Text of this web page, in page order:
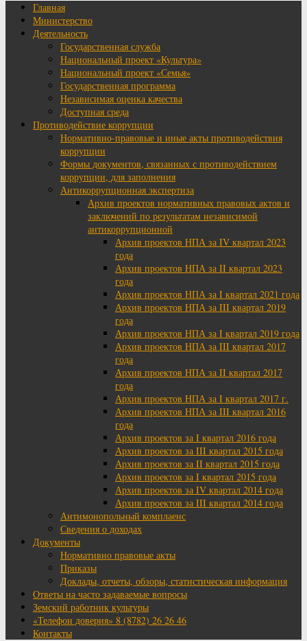
Главная
Министерство
Деятельность
Государственная служба
Национальный проект «Культура»
Национальный проект «Семья»
Государственная программа
Независимая оценка качества
Доступная среда
Противодействие коррупции
Нормативно-правовые и иные акты противодействия
коррупции
Формы документов, связанных с противодействием
коррупции, для заполнения
Антикоррупционная экспертиза
Архив проектов нормативных правовых актов и
заключений по результатам независимой
антикоррупционной
Архив проектов НПА за IV квартал 2023
года
Архив проектов НПА за II квартал 2023
года
Архив проектов НПА за I квартал 2021 года
Архив проектов НПА за III квартал 2019
года
Архив проектов НПА за I квартал 2019 года
Архив проектов НПА за III квартал 2017
года
Архив проектов НПА за II квартал 2017
года
Архив проектов НПА за I квартал 2017 г.
Архив проектов НПА за III квартал 2016
года
Архив проектов за I квартал 2016 года
Архив проектов за III квартал 2015 года
Архив проектов за II квартал 2015 года
Архив проектов за I квартал 2015 года
Архив проектов за IV квартал 2014 года
Архив проектов за III квартал 2014 года
Антимонопольный комплаенс
Сведения о доходах
Документы
Нормативно правовые акты
Приказы
Доклады, отчеты, обзоры, статистическая информация
Ответы на часто задаваемые вопросы
Земский работник культуры
«Телефон доверия» 8 (8782) 26 26 46
Контакты